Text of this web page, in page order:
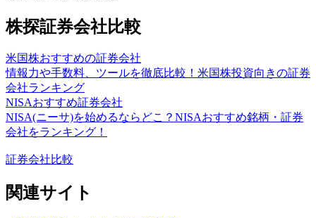
株探証券会社比較
米国株おすすめの証券会社
情報力や手数料、ツールを徹底比較！米国株投資向きの証券
会社ランキング
NISAおすすめ証券会社
NISA(ニーサ)を始めるならどこ？NISAおすすめ銘柄・証券
会社をランキング！
証券会社比較
関連サイト